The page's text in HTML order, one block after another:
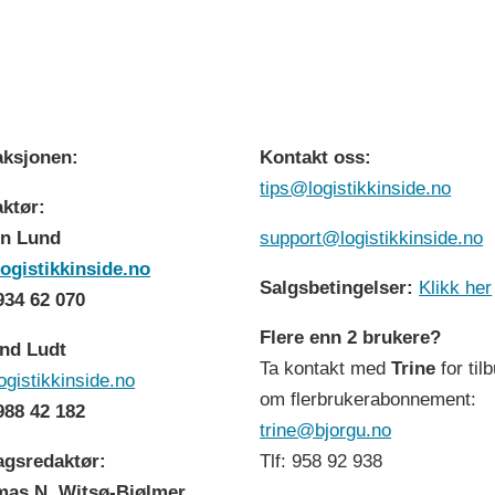
Lund
62 070
Ludt
42 182
Kontakt oss:
tips@logistikkinside.no
support@logistikkinside.no
Salgsbetingelser: Klikk her
Flere enn 2 brukere?
Ta kontakt medTrine for
om flerbrukerabonnement:
trine@bjorgu.no
Tlf: 958 92 938